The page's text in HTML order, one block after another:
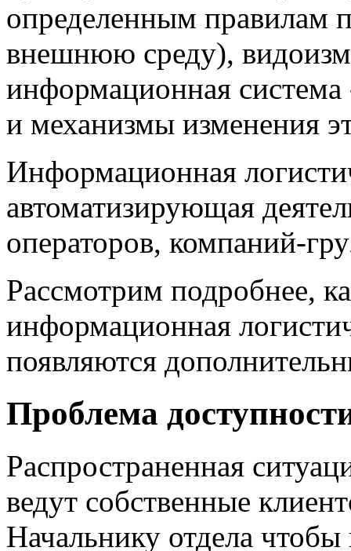
определенным правилам
внешнюю среду),
информационная
и механизмы изменения
Информационная
автоматизирующая
операторов, компаний-
Рассмотрим подробнее,
информационная
появляются
Проблема
Распространенная
ведут собственные
Начальнику отдела чтобы